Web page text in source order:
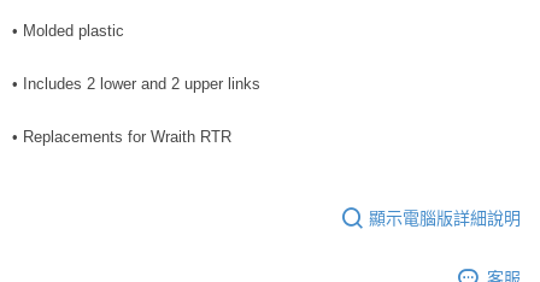
• Molded plastic
• Includes 2 lower and 2 upper links
• Replacements for Wraith RTR
顯示電腦版詳細說明
客服